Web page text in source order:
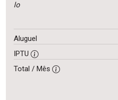
lo
Aluguel
IPTU
Total / Mês